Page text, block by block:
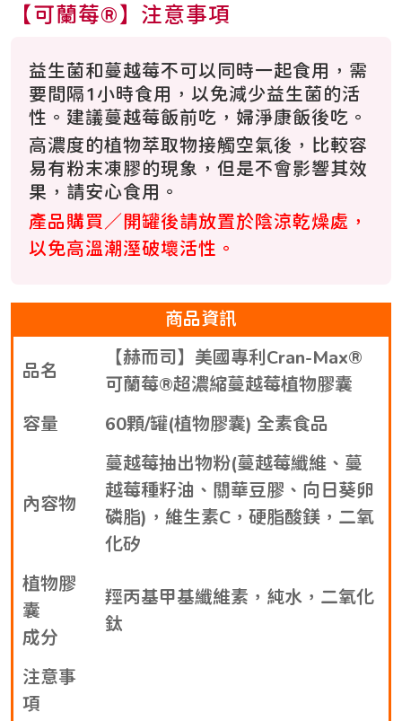
【可蘭莓®】注意事項
益生菌和蔓越莓不可以同時一起食用，需
要間隔1小時食用，以免減少益生菌的活
性。建議蔓越莓飯前吃，婦淨康飯後吃。
高濃度的植物萃取物接觸空氣後，比較容
易有粉末凍膠的現象，但是不會影響其效
果，請安心食用。
產品購買／開罐後請放置於陰涼乾燥處，
以免高溫潮溼破壞活性。
商品資訊
品名
【赫而司】美國專利Cran-Max®
可蘭莓®超濃縮蔓越莓植物膠囊
容量
60顆/罐(植物膠囊) 全素食品
內容物
蔓越莓抽出物粉(蔓越莓纖維、蔓
越莓種籽油、關華豆膠、向日葵卵
磷脂)，維生素C，硬脂酸鎂，二氧
化矽
植物膠
囊
成分
羥丙基甲基纖維素，純水，二氧化
鈦
注意事
項